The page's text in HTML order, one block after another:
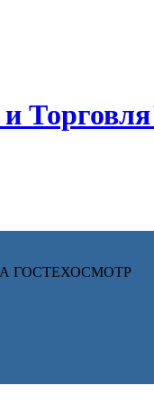
ГОСТЕХОСМОТР